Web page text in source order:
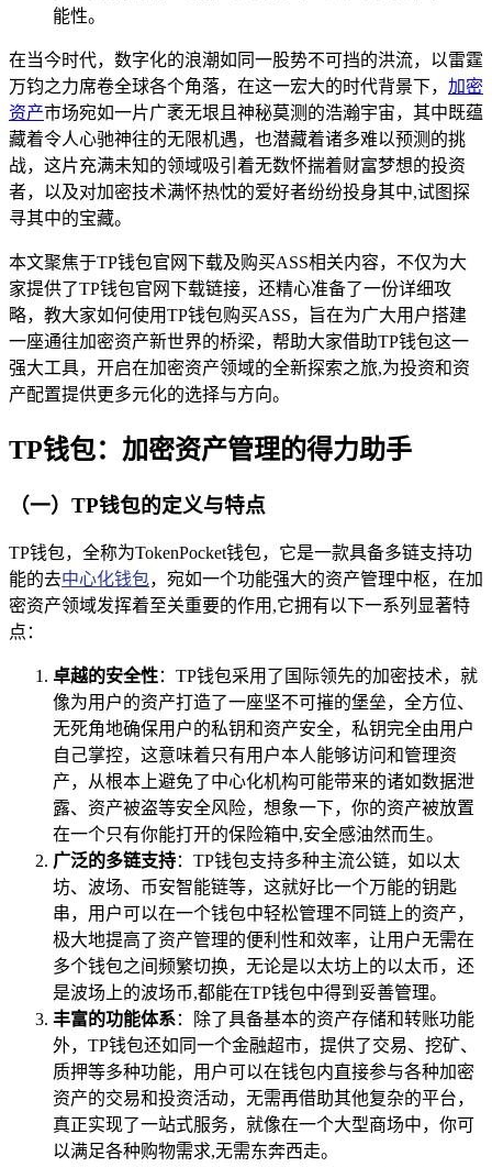
能性。
在当今时代，数字化的浪潮如同一股势不可挡的洪流，以雷霆
万钧之力席卷全球各个角落，在这一宏大的时代背景下， 加密
资产市场宛如一片广袤无垠且神秘莫测的浩瀚宇宙，其中既蕴
藏着令人心驰神往的无限机遇，也潜藏着诸多难以预测的挑
战，这片充满未知的领域吸引着无数怀揣着财富梦想的投资
者，以及对加密技术满怀热忱的爱好者纷纷投身其中,试图探
寻其中的宝藏。
本文聚焦于TP钱包官网下载及购买ASS相关内容，不仅为大
家提供了TP钱包官网下载链接，还精心准备了一份详细攻
略，教大家如何使用TP钱包购买ASS，旨在为广大用户搭建
一座通往加密资产新世界的桥梁，帮助大家借助TP钱包这一
强大工具，开启在加密资产领域的全新探索之旅,为投资和资
产配置提供更多元化的选择与方向。
TP钱包：加密资产管理的得力助手
（一）TP钱包的定义与特点
TP钱包，全称为TokenPocket钱包，它是一款具备多链支持功
能的去中心化钱包，宛如一个功能强大的资产管理中枢，在加
密资产领域发挥着至关重要的作用,它拥有以下一系列显著特
点：
卓越的安全性：TP钱包采用了国际领先的加密技术，就
像为用户的资产打造了一座坚不可摧的堡垒，全方位、
无死角地确保用户的私钥和资产安全，私钥完全由用户
自己掌控，这意味着只有用户本人能够访问和管理资
产，从根本上避免了中心化机构可能带来的诸如数据泄
露、资产被盗等安全风险，想象一下，你的资产被放置
在一个只有你能打开的保险箱中,安全感油然而生。
广泛的多链支持：TP钱包支持多种主流公链，如以太
坊、波场、币安智能链等，这就好比一个万能的钥匙
串，用户可以在一个钱包中轻松管理不同链上的资产，
极大地提高了资产管理的便利性和效率，让用户无需在
多个钱包之间频繁切换，无论是以太坊上的以太币，还
是波场上的波场币,都能在TP钱包中得到妥善管理。
丰富的功能体系：除了具备基本的资产存储和转账功能
外，TP钱包还如同一个金融超市，提供了交易、挖矿、
质押等多种功能，用户可以在钱包内直接参与各种加密
资产的交易和投资活动，无需再借助其他复杂的平台，
真正实现了一站式服务，就像在一个大型商场中，你可
以满足各种购物需求,无需东奔西走。